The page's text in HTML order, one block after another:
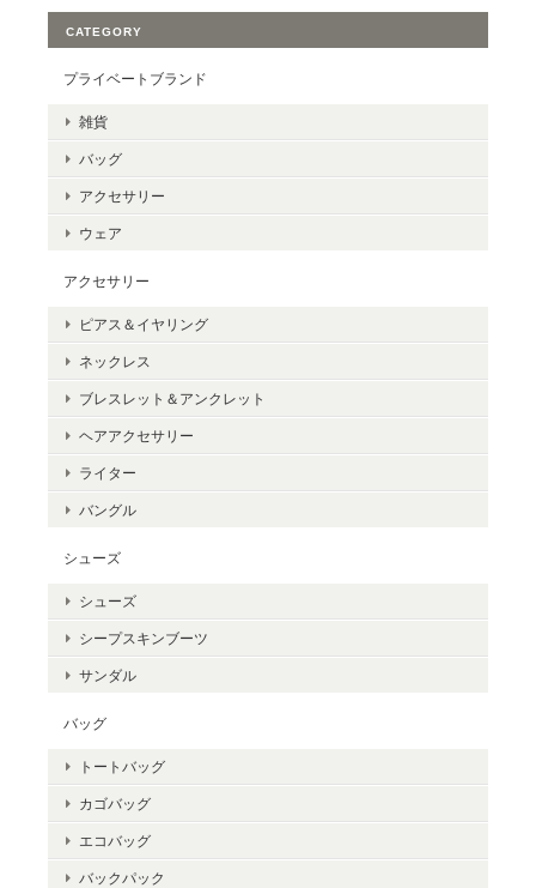
CATEGORY
プライベートブランド
雑貨
バッグ
アクセサリー
ウェア
アクセサリー
ピアス＆イヤリング
ネックレス
ブレスレット＆アンクレット
ヘアアクセサリー
ライター
バングル
シューズ
シューズ
シープスキンブーツ
サンダル
バッグ
トートバッグ
カゴバッグ
エコバッグ
バックパック